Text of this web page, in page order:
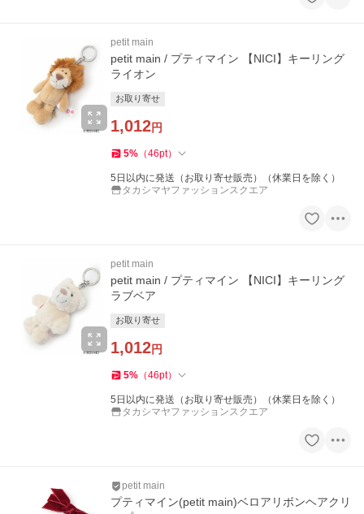
petit main
petit main / プティマイン 【NICI】キーリング
ライオン
お取り寄せ
1,012円
5% （46pt）
5日以内に発送（お取り寄せ販売）（休業日を除く）
タカシマヤファッションスクエア
petit main
petit main / プティマイン 【NICI】キーリング
ラブベア
お取り寄せ
1,012円
5% （46pt）
5日以内に発送（お取り寄せ販売）（休業日を除く）
タカシマヤファッションスクエア
petit main
プティマイン(petit main)ベロアリボンヘアクリ